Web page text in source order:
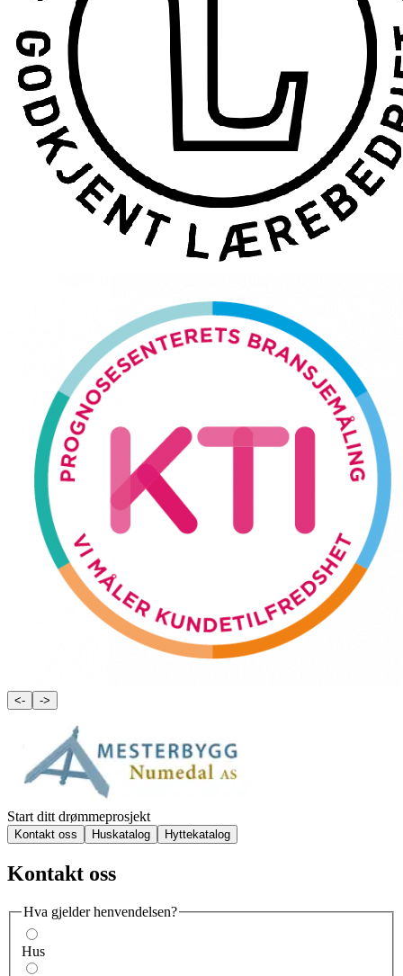
<- ->
Start ditt drømmeprosjekt
Kontakt oss Huskatalog Hyttekatalog
Kontakt oss
Hva gjelder henvendelsen?
Hus